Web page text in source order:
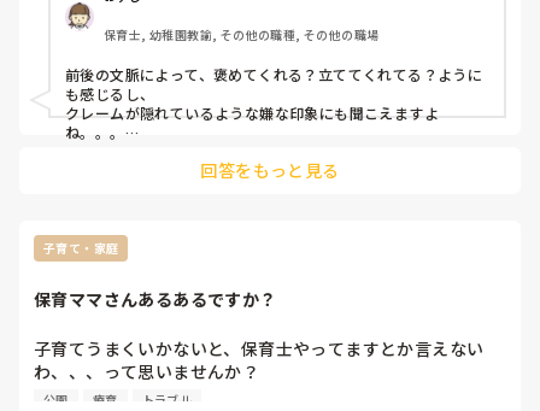
た。
参考になれれば嬉しいです。
せても楽しいという体験になればいいと思ってます。
ただ、「先生には甘えてる」とよく言われるのは、いいのか
悪いのか、このままでいいのか…
皆さんならどう捉えますか？
保育士, 幼稚園教諭, その他の職種, その他の職場
前後の文脈によって、褒めてくれる？立ててくれてる？ように
も感じるし、
クレームが隠れているような嫌な印象にも聞こえますよ
ね。。。
【もっと厳しくしてくださいね！！】なんて言われたら、「対
回答をもっと見る
子育て・家庭
保育ママさんあるあるですか？
子育てうまくいかないと、保育士やってますとか言えない
わ、、、って思いませんか？
一般職のママさんたちのほうがよっぽど上手に育ててるなぁ
公園 療育 トラブル